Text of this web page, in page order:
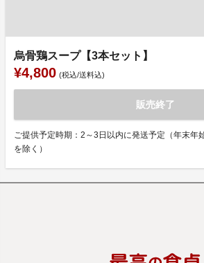
烏骨鶏スープ【3本セット】
¥4,800 (税込/送料込)
販売終了
ご提供予定時期：2～3日以内に発送予定（年末年
を除く）